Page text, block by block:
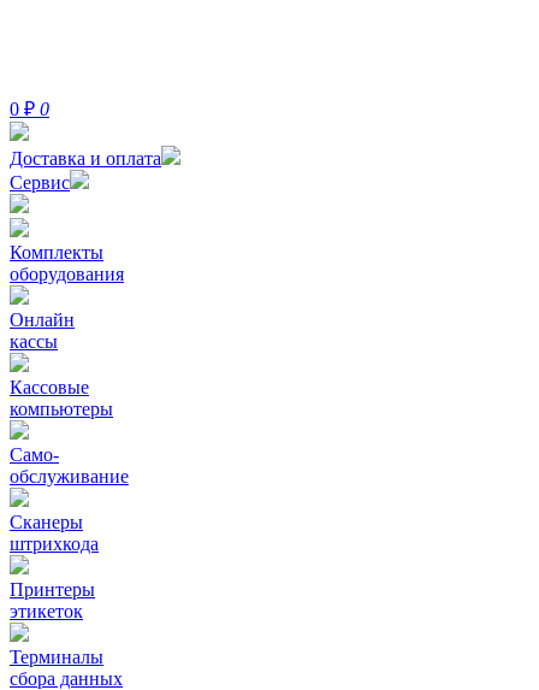
0 ₽ 0
Доставка и оплата
Сервис
Комплекты
оборудования
Онлайн
кассы
Кассовые
компьютеры
Само-
обслуживание
Сканеры
штрихкода
Принтеры
этикеток
Терминалы
сбора данных